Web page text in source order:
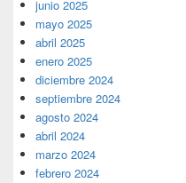
junio 2025
mayo 2025
abril 2025
enero 2025
diciembre 2024
septiembre 2024
agosto 2024
abril 2024
marzo 2024
febrero 2024